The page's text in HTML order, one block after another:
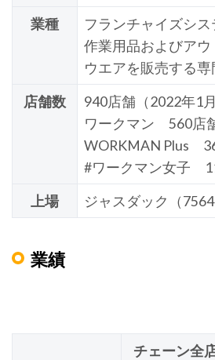
業種
フランチャイズシス
作業用品およびア
ウエアを販売する
店舗数
940店舗（2022年1
ワークマン 560店
WORKMAN Plus
#ワークマン女子
上場
ジャスダック（7564
業績
チェーン全